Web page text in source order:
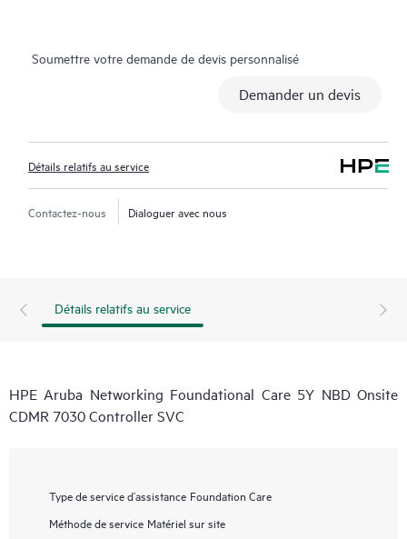
Soumettre votre demande de devis personnalisé
Demander un devis
Détails relatifs au service
Contactez-nous Dialoguer avec nous
Détails relatifs au service
HPE Aruba Networking Foundational Care 5Y NBD Onsite
CDMR 7030 Controller SVC
Type de service d’assistance Foundation Care
Méthode de service Matériel sur site